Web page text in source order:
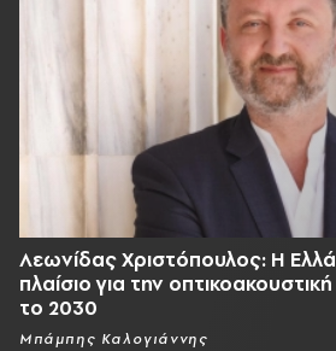
Λεωνίδας Χριστόπουλος: Η
πλαίσιο για την
το 2030
Μπάμπης Καλογιάννης